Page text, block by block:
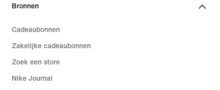
Bronnen
Cadeaubonnen
Zakelijke cadeaubonnen
Zoek een store
Nike Journal